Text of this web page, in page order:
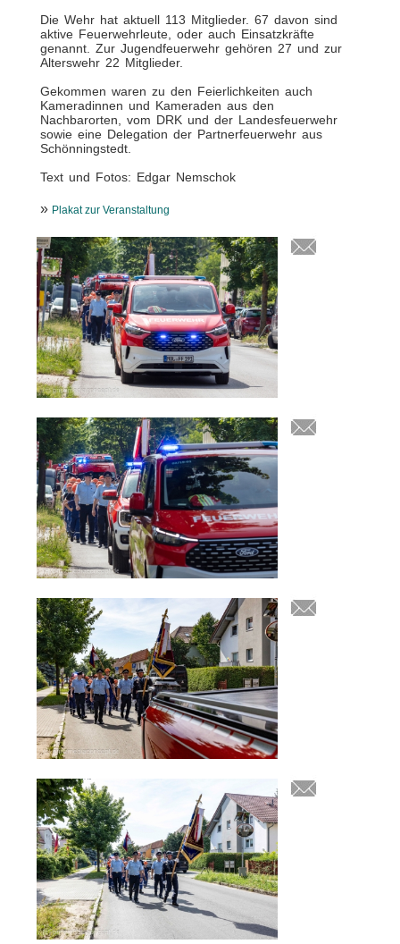
Die Wehr hat aktuell 113 Mitglieder. 67 davon sind
aktive Feuerwehrleute, oder auch Einsatzkräfte
genannt. Zur Jugendfeuerwehr gehören 27 und zur
Alterswehr 22 Mitglieder.
Gekommen waren zu den Feierlichkeiten auch
Kameradinnen und Kameraden aus den
Nachbarorten, vom DRK und der Landesfeuerwehr
sowie eine Delegation der Partnerfeuerwehr aus
Schönningstedt.
Text und Fotos: Edgar Nemschok
» Plakat zur Veranstaltung